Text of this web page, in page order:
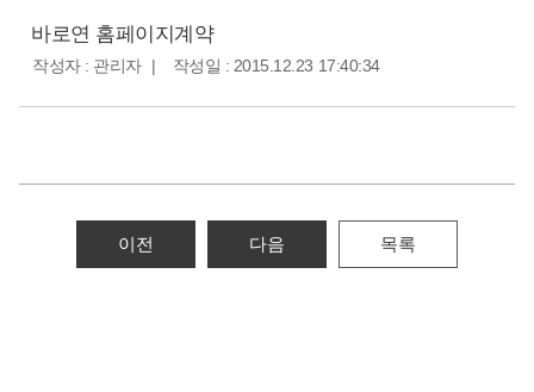
바로연 홈페이지계약
작성자 : 관리자 작성일 : 2015.12.23 17:40:34
이전 다음 목록